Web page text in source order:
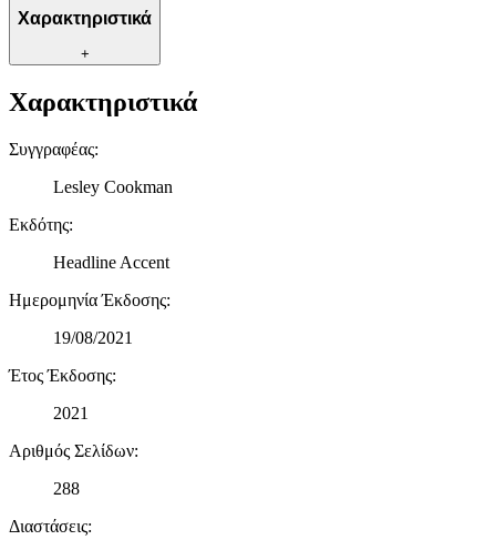
Χαρακτηριστικά
+
Χαρακτηριστικά
Συγγραφέας:
Lesley Cookman
Εκδότης:
Headline Accent
Ημερομηνία Έκδοσης:
19/08/2021
Έτος Έκδοσης:
2021
Αριθμός Σελίδων:
288
Διαστάσεις: